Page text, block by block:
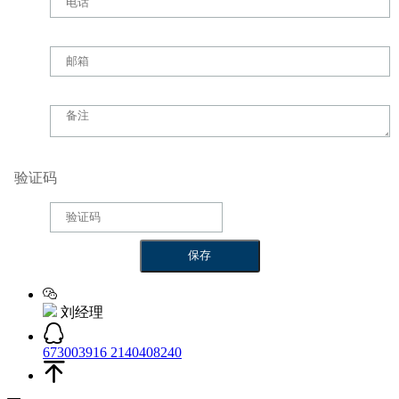
验证码
刘经理
673003916 2140408240